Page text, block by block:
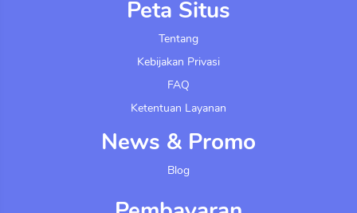
Peta Situs
Tentang
Kebijakan Privasi
FAQ
Ketentuan Layanan
News & Promo
Blog